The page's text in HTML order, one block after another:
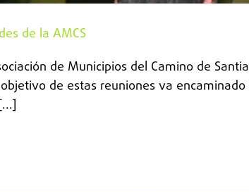
de la AMCS
de Municipios del Camino de
de estas reuniones va